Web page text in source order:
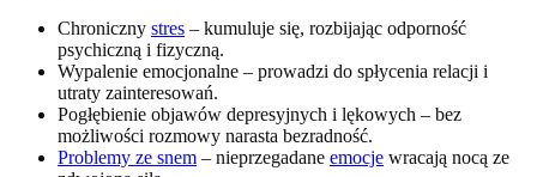
Chroniczny stres – kumuluje się, rozbijając odporność
psychiczną i fizyczną.
Wypalenie emocjonalne – prowadzi do spłycenia relacji i
utraty zainteresowań.
Pogłębienie objawów depresyjnych i lękowych – bez
możliwości rozmowy narasta bezradność.
Problemy ze snem – nieprzegadane emocje wracają nocą ze